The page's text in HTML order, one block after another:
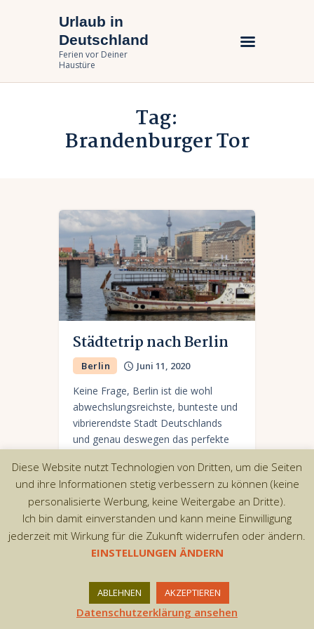
Urlaub in
Deutschland
Ferien vor Deiner
Haustüre
Tag:
Brandenburger Tor
Urlaub in Deutschland
Ferien vor Deiner Haustüre
Urlaub zuhause
Bundesländer
Urlaubsarten
Städtetrip nach Berlin
Berlin Juni 11, 2020
Keine Frage, Berlin ist die wohl
abwechslungsreichste, bunteste und
vibrierendste Stadt Deutschlands
und genau deswegen das perfekte
einfach jeder etwas für seinen
Geschmack findet.
reserved.
Diese Website nutzt Technologien von Dritten, um die Seiten
und ihre Informationen stetig verbessern zu können (keine
personalisierte Werbung, keine Weitergabe an Dritte).
Ich bin damit einverstanden und kann meine Einwilligung
jederzeit mit Wirkung für die Zukunft widerrufen oder ändern.
EINSTELLUNGEN ÄNDERN
ABLEHNEN AKZEPTIEREN
Datenschutzerklärung ansehen